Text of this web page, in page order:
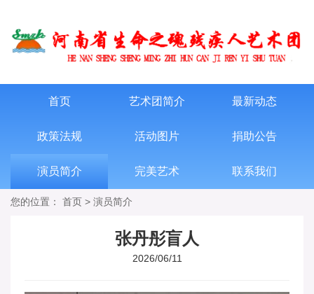
首页 艺术团简介 最新动态
政策法规 活动图片 捐助公告
演员简介 完美艺术 联系我们
您的位置： 首页 > 演员简介
张丹彤盲人
2026/06/11